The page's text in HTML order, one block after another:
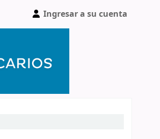
Ingresar a su cuenta